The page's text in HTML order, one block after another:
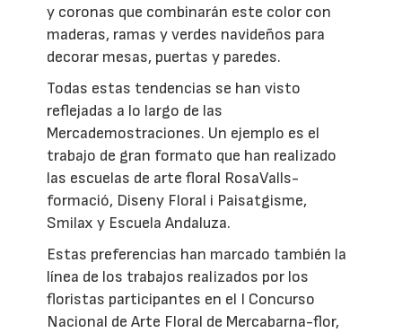
y coronas que combinarán este color con
maderas, ramas y verdes navideños para
decorar mesas, puertas y paredes.
Todas estas tendencias se han visto
reflejadas a lo largo de las
Mercademostraciones. Un ejemplo es el
trabajo de gran formato que han realizado
las escuelas de arte floral RosaValls-
formació, Diseny Floral i Paisatgisme,
Smilax y Escuela Andaluza.
Estas preferencias han marcado también la
línea de los trabajos realizados por los
floristas participantes en el I Concurso
Nacional de Arte Floral de Mercabarna-flor,